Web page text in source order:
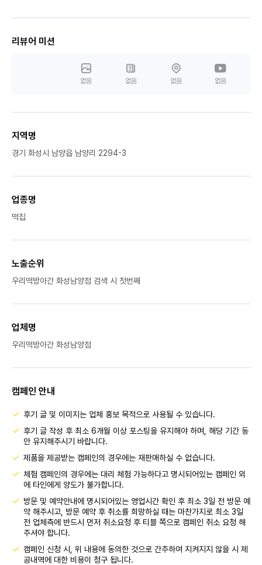
리뷰어 미션
없음 없음 없음 없음
지역명
경기 화성시 남양읍 남양리 2294-3
업종명
떡집
노출순위
우리떡방아간 화성남양점 검색 시 첫번째
업체명
우리떡방아간 화성남양점
캠페인 안내
후기 글 및 이미지는 업체 홍보 목적으로 사용될 수 있습니다.
후기 글 작성 후 최소 6개월 이상 포스팅을 유지해야 하며, 해당 기간 동
안 유지해주시기 바랍니다.
제품을 제공받는 캠페인의 경우에는 재판매하실 수 없습니다.
체험 캠페인의 경우에는 대리 체험 가능하다고 명시되어있는 캠페인 외
에 타인에게 양도가 불가합니다.
방문 및 예약안내에 명시되어있는 영업시간 확인 후 최소 3일 전 방문 예
약 해주시고, 방문 예약 후 취소를 희망하실 때는 마찬가지로 최소 3일
전 업체측에 반드시 먼저 취소요청 후 티블 쪽으로 캠페인 취소 요청 해
주셔야 합니다.
캠페인 신청 시, 위 내용에 동의한 것으로 간주하여 지켜지지 않을 시 제
공내역에 대한 비용이 청구 됩니다.